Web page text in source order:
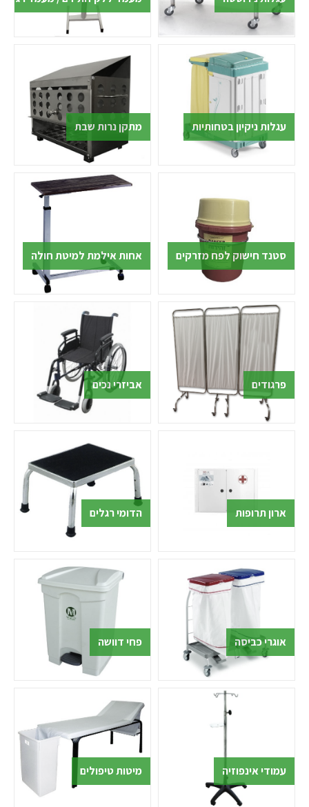
עגלות ניקיון בטחותיות מתקן נרות שבת
סטנד חישוק לפח מזרקים אחות אילמת למיטת חולה
פרגודים אביזרי נכים
ארון תרופות הדומי רגלים
אוגרי כביסה פחי דוושה
עמודי אינפוזיה מיטות טיפולים